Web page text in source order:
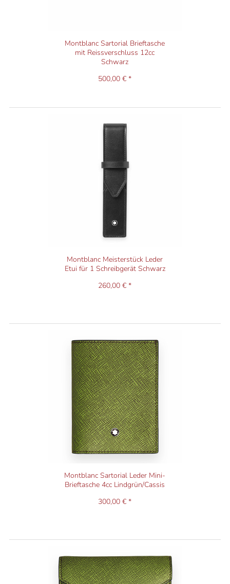
Montblanc Sartorial Brieftasche
mit Reissverschluss 12cc
Schwarz
500,00 € *
Montblanc Meisterstück Leder
Etui für 1 Schreibgerät Schwarz
260,00 € *
Montblanc Sartorial Leder Mini-
Brieftasche 4cc Lindgrün/Cassis
300,00 € *